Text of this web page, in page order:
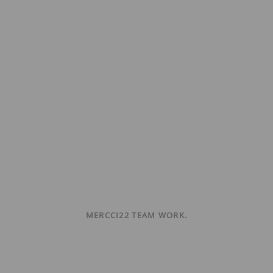
MERCCI22 TEAM WORK.